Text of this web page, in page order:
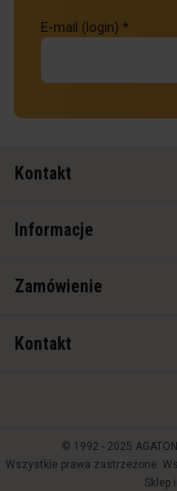
E-mail (login) *
Kontakt
Informacje
Zamówienie
Kontakt
© 1992 - 2025
Wszystkie prawa zastrzeżone.
Sklep